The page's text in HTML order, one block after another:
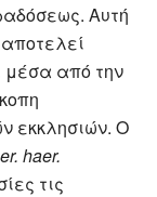
Αυτή
μέσα από την
εκκλησιών. Ο
haer.
τις